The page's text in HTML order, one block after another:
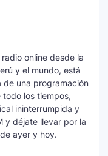
online desde la
y el mundo, está
de una programación
todo los tiempos,
ininterrumpida y
y déjate llevar por la
ayer y hoy.